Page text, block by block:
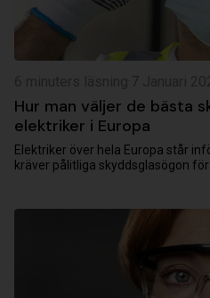
Hur man väljer de bästa
elektriker i Europa
Elektriker över hela Europa står
kräver pålitliga skyddsglasögon